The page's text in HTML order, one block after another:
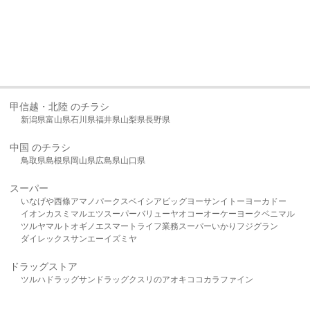
甲信越・北陸 のチラシ
新潟県富山県石川県福井県山梨県長野県
中国 のチラシ
鳥取県島根県岡山県広島県山口県
スーパー
いなげや西條アマノパークスベイシア ビッグヨーサンイトーヨーカドー
イオンカスミ マルエツスーパーバリューヤオコーオーケー ヨークベニマル
ツルヤマルト オギノ エスマート ライフ業務スーパーいかり フジグラン
ダイレックスサンエーイズミヤ
ドラッグストア
ツルハドラッグサンドラッグクスリのアオキ ココカラファイン